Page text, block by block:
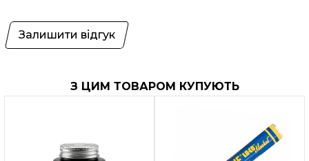
Залишити відгук
З ЦИМ ТОВАРОМ КУПУЮТЬ